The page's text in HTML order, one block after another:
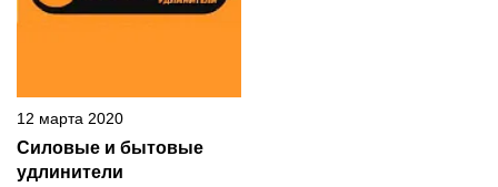
12 марта 2020
Силовые и бытовые
удлинители